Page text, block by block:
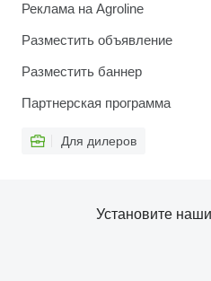
Реклама на Agroline
Разместить объявление
Разместить баннер
Партнерская программа
Для дилеров
Установите